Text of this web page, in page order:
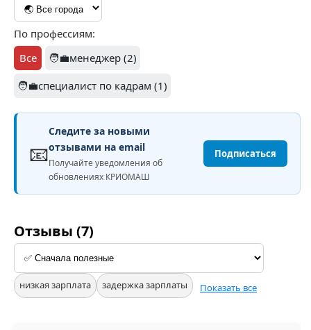
По профессиям:
Все
🧑‍💼менеджер (2)
🧑‍💼специалист по кадрам (1)
📧
Следите за новыми
отзывами на email
Получайте уведомления об
обновлениях КРИОМАШ
Подписаться
Отзывы (7)
низкая зарплата задержка зарплаты Показать все